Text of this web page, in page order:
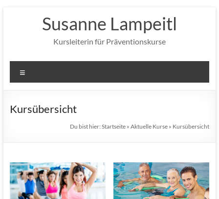
Susanne Lampeitl
Kursleiterin für Präventionskurse
Kursübersicht
Du bist hier:Startseite »Aktuelle Kurse » Kursübersicht